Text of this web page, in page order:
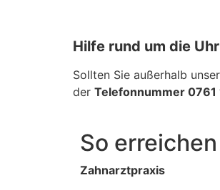
Hilfe rund um die Uhr
Sollten Sie außerhalb
der Telefonnummer 0761
So
Zahnarztpraxis